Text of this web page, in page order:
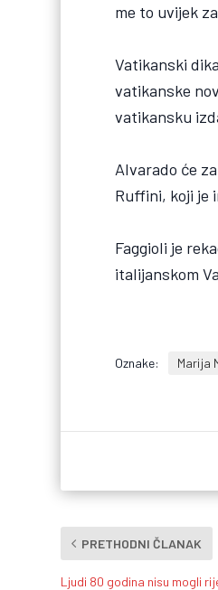
me to uvijek
Vatikanski
vatikanske
vatikansku
Alvarado će
Ruffini, koji je
Faggioli je
italijanskom
Oznake: Marija
PRETHODNI ČLANAK
Ljudi 80 godina nisu mogli